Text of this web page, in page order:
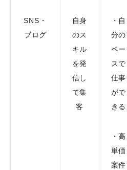
SNS・
ブログ
自身
のス
キル
を発
信し
て集
客
・自
分の
ペー
スで
仕事
がで
きる
・高
単価
案件